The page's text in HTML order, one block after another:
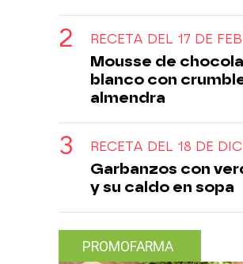
RECETA DEL 17 DE
Mousse de
blanco con
almendra
RECETA DEL 18 DE
Garbanzos con
y su caldo en sopa
PROMOFARMA